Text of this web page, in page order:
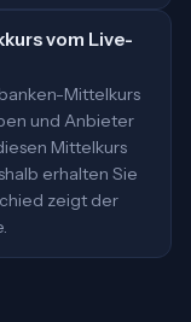
vom Live-
Mittelkurs
und Anbieter
Mittelkurs
erhalten Sie
zeigt der